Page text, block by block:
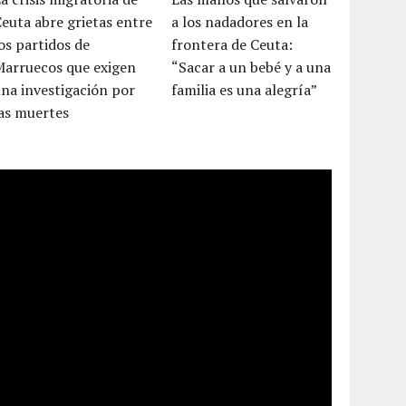
abre grietas entre
partidos de
que exigen
investigación por
muertes
a los nadadores en la
frontera de Ceuta:
“Sacar a un bebé y a una
familia es una alegría”